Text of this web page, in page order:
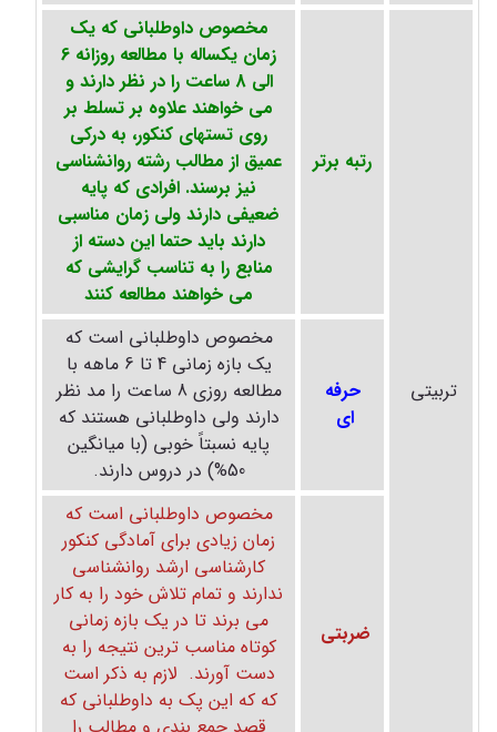
تربیتی
رتبه برتر
مخصوص داوطلبانی که یک
زمان یکساله با مطالعه روزانه 6
الی 8 ساعت را در نظر دارند و
می خواهند علاوه بر تسلط بر
روی تستهای کنکور، به درکی
عمیق از مطالب رشته روانشناسی
نیز برسند. افرادی که پایه
ضعیفی دارند ولی زمان مناسبی
دارند باید حتما این دسته از
منابع را به تناسب گرایشی که
می خواهند مطالعه کنند
حرفه
ای
مخصوص داوطلبانی است که
یک بازه زمانی 4 تا 6 ماهه با
مطالعه روزی 8 ساعت را مد نظر
دارند ولی داوطلبانی هستند که
پایه نسبتاً خوبی (با میانگین
50%) در دروس دارند.
ضربتی
مخصوص داوطلبانی است که
زمان زیادی برای آمادگی کنکور
کارشناسی ارشد روانشناسی
ندارند و تمام تلاش خود را به کار
می برند تا در یک بازه زمانی
کوتاه مناسب ترین نتیجه را به
دست آورند. لازم به ذکر است
که که این پک به داوطلبانی که